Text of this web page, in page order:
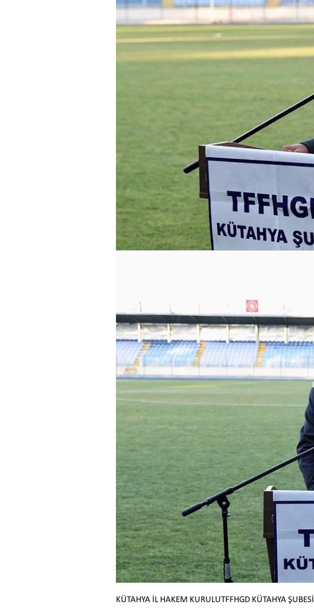
KÜTAHYA İL HAKEM KURULUTFFHGD KÜTAHYA ŞUBESİ